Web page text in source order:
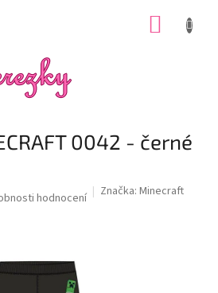
0042 - černé
hodnocení Značka: Minecraft